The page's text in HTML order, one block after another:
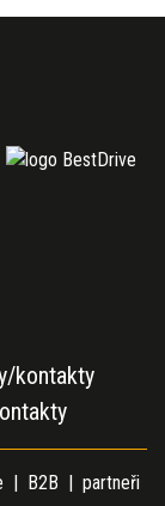
kontakty
| B2B partneři